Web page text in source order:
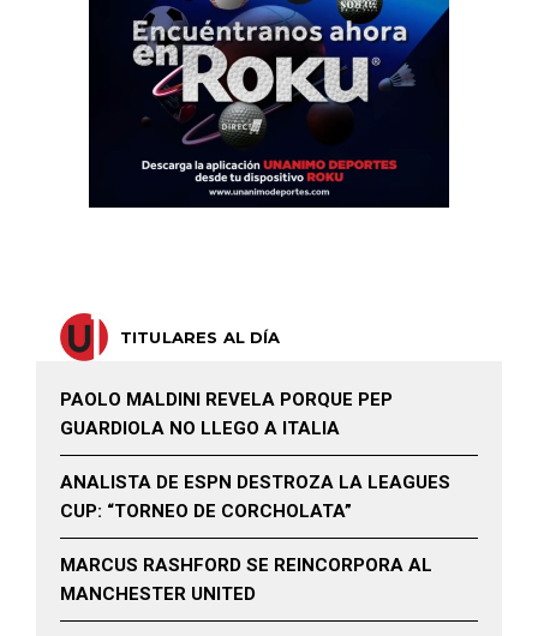
TITULARES AL DÍA
PAOLO MALDINI REVELA PORQUE PEP
GUARDIOLA NO LLEGO A ITALIA
ANALISTA DE ESPN DESTROZA LA LEAGUES
CUP: “TORNEO DE CORCHOLATA”
MARCUS RASHFORD SE REINCORPORA AL
MANCHESTER UNITED